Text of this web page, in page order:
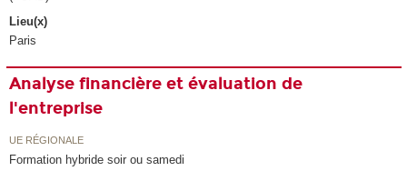
Lieu(x)
Paris
Analyse financière et évaluation de
l'entreprise
UE RÉGIONALE
Formation hybride soir ou samedi